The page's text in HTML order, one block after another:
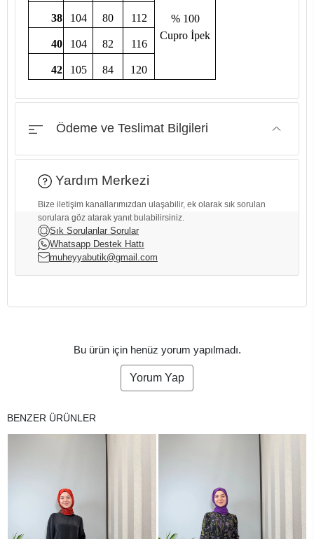
% 100
Cupro İpek
38 104 80 112
40 104 82 116
42 105 84 120
Ödeme ve Teslimat Bilgileri
Yardım Merkezi
Bize iletişim kanallarımızdan ulaşabilir, ek olarak sık sorulan
sorulara göz atarak yanıt bulabilirsiniz.
Sık Sorulanlar Sorular
Whatsapp Destek Hattı
muheyyabutik@gmail.com
Bu ürün için henüz yorum yapılmadı.
Yorum Yap
BENZER ÜRÜNLER